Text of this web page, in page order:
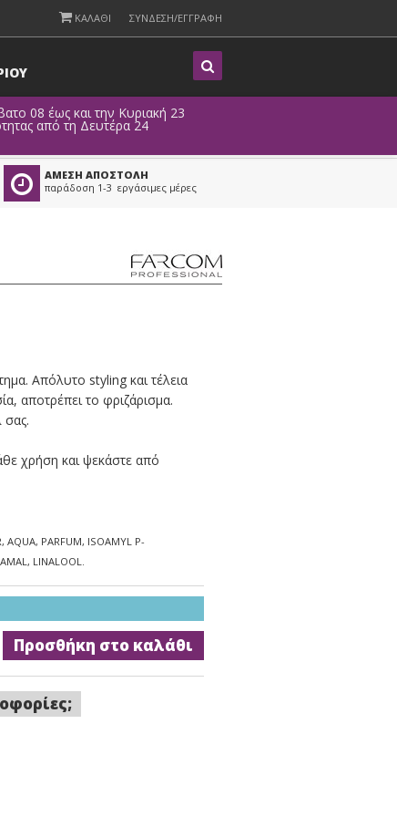
ΚΑΛΑΘΙ ΣΥΝΔΕΣΗ/ΕΓΓΡΑΦΗ
08 έως και την Κυριακή 23
από τη Δευτέρα 24
ΑΜΕΣΗ ΑΠΟΣΤΟΛΗ
παράδοση 1-3 εργάσιμες μέρες
Απόλυτο styling και τέλεια
αποτρέπει το φριζάρισμα.
σας.
χρήση και ψεκάστε από
AQUA, PARFUM, ISOAMYL P-
LINALOOL.
Προσθήκη στο καλάθι